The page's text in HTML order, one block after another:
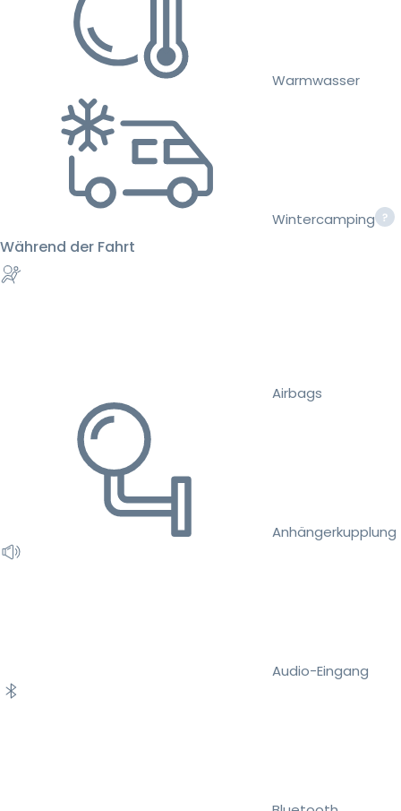
Warmwasser
Wintercamping
Während der Fahrt
Airbags
Anhängerkupplung
Audio-Eingang